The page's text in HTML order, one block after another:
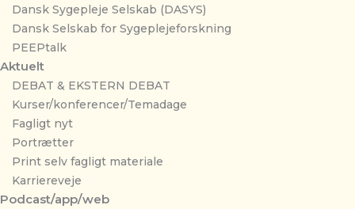
Dansk Sygepleje Selskab (DASYS)
Dansk Selskab for Sygeplejeforskning
PEEPtalk
Aktuelt
DEBAT & EKSTERN DEBAT
Kurser/konferencer/Temadage
Fagligt nyt
Portrætter
Print selv fagligt materiale
Karriereveje
Podcast/app/web